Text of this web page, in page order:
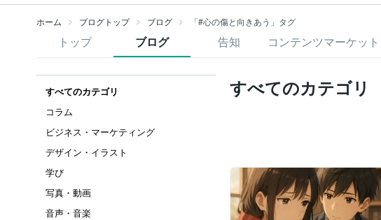
ホーム ブログトップ ブログ 「#心の傷と向きあう」タグ
トップ ブログ 告知 コンテンツマーケット
すべてのカテゴリ
コラム
ビジネス・マーケティング
デザイン・イラスト
学び
写真・動画
音声・音楽
すべてのカテゴリ